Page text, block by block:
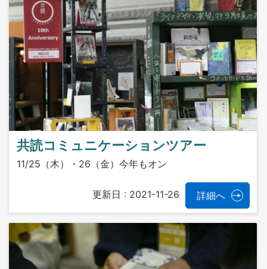
共読コミュニケーションツアー
11/25（木）・26（金）今年もオン
更新日 : 2021-11-26 詳細へ